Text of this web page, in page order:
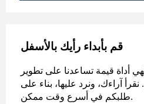
قم بأبداء رأيك بالأسفل
أداة قيمة تساعدنا على تطوير
آراءك، ونرد عليها، بناء على
طلبكم في أسرع وقت ممكن.